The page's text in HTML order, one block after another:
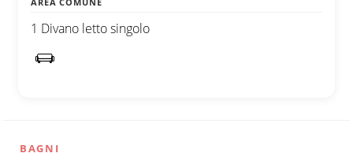
1 Divano letto singolo
BAGNI